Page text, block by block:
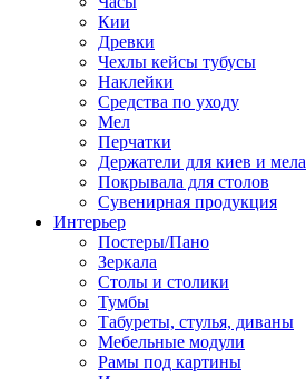
Кии
Древки
Чехлы кейсы тубусы
Наклейки
Средства по уходу
Мел
Перчатки
Держатели для киев и мела
Покрывала для столов
Сувенирная продукция
Интерьер
Постеры/Пано
Зеркала
Столы и столики
Тумбы
Табуреты, стулья, диваны
Мебельные модули
Рамы под картины